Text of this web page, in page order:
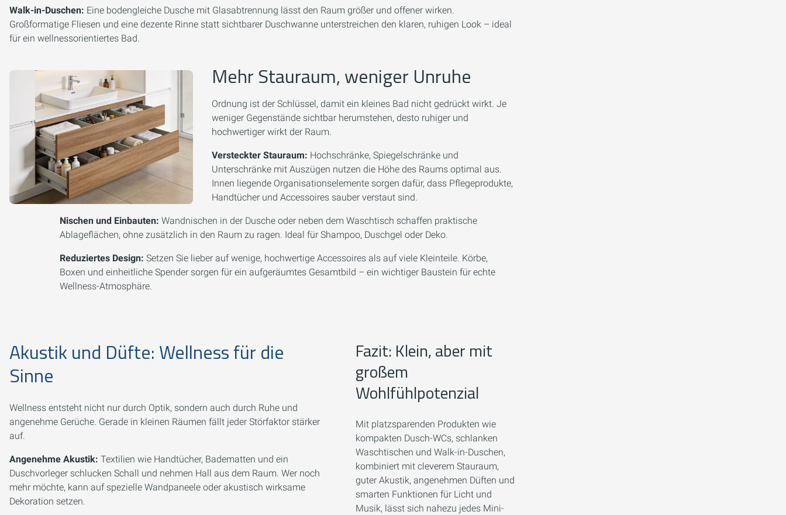
Walk-in-Duschen: Eine bodengleiche Dusche mit Glasabtrennung lässt den Raum größer und offener wirken.
Großformatige Fliesen und eine dezente Rinne statt sichtbarer Duschwanne unterstreichen den klaren, ruhigen Look – ideal
für ein wellnessorientiertes Bad.
Mehr Stauraum, weniger Unruhe
Ordnung ist der Schlüssel, damit ein kleines Bad nicht gedrückt wirkt. Je
weniger Gegenstände sichtbar herumstehen, desto ruhiger und
hochwertiger wirkt der Raum.
Versteckter Stauraum: Hochschränke, Spiegelschränke und
Unterschränke mit Auszügen nutzen die Höhe des Raums optimal aus.
Innen liegende Organisationselemente sorgen dafür, dass Pflegeprodukte,
Handtücher und Accessoires sauber verstaut sind.
Nischen und Einbauten: Wandnischen in der Dusche oder neben dem Waschtisch schaffen praktische
Ablageflächen, ohne zusätzlich in den Raum zu ragen. Ideal für Shampoo, Duschgel oder Deko.
Reduziertes Design: Setzen Sie lieber auf wenige, hochwertige Accessoires als auf viele Kleinteile. Körbe,
Boxen und einheitliche Spender sorgen für ein aufgeräumtes Gesamtbild – ein wichtiger Baustein für echte
Wellness-Atmosphäre.
Akustik und Düfte: Wellness für die
Sinne
Wellness entsteht nicht nur durch Optik, sondern auch durch Ruhe und
angenehme Gerüche. Gerade in kleinen Räumen fällt jeder Störfaktor stärker
auf.
Angenehme Akustik: Textilien wie Handtücher, Badematten und ein
Duschvorleger schlucken Schall und nehmen Hall aus dem Raum. Wer noch
mehr möchte, kann auf spezielle Wandpaneele oder akustisch wirksame
Dekoration setzen.
Fazit: Klein, aber mit
großem
Wohlfühlpotenzial
Mit platzsparenden Produkten wie
kompakten Dusch-WCs, schlanken
Waschtischen und Walk-in-Duschen,
kombiniert mit cleverem Stauraum,
guter Akustik, angenehmen Düften und
smarten Funktionen für Licht und
Musik, lässt sich nahezu jedes Mini-